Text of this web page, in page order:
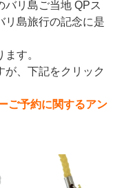
バリ島ご当地 QPス
リ島旅行の記念に是
す。
が、下記をクリック
ご予約に関するアン